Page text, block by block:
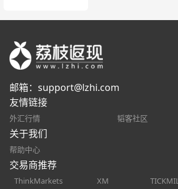
邮箱： support@lzhi.com
友情链接
外汇行情 韬客社区
关于我们
帮助中心
交易商推荐
ThinkMarkets XM